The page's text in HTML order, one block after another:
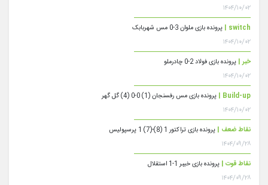
۱۴۰۴/۱۰/۰۲
switch | پرونده بازی ملوان 3-0 مس شهربابک
۱۴۰۴/۱۰/۰۲
خبر | پرونده بازی فولاد 2-0 چادرملو
۱۴۰۴/۱۰/۰۲
Build-up | پرونده بازی مس رفسنجان (1) 0-0 (4) گل گهر
۱۴۰۴/۱۰/۰۲
نقاط ضعف | پرونده بازی تراکتور 1 (8)-(7) 1 پرسپولیس
۱۴۰۴/۰۹/۲۸
نقاط قوت | پرونده بازی خیبر 1-1 استقلال
۱۴۰۴/۰۹/۲۸